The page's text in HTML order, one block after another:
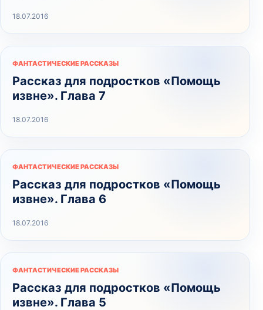
18.07.2016
ФАНТАСТИЧЕСКИЕ РАССКАЗЫ
Рассказ для подростков «Помощь
извне». Глава 7
18.07.2016
ФАНТАСТИЧЕСКИЕ РАССКАЗЫ
Рассказ для подростков «Помощь
извне». Глава 6
18.07.2016
ФАНТАСТИЧЕСКИЕ РАССКАЗЫ
Рассказ для подростков «Помощь
извне». Глава 5